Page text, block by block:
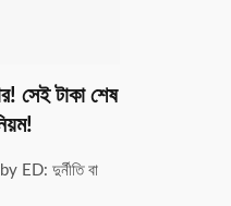
সেই টাকা শেষ
দুর্নীতি বা